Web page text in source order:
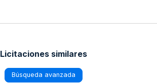
Licitaciones similares
Búsqueda avanzada